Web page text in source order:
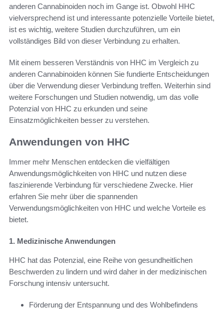
anderen Cannabinoiden noch im Gange ist. Obwohl HHC
vielversprechend ist und interessante potenzielle Vorteile bietet,
ist es wichtig, weitere Studien durchzuführen, um ein
vollständiges Bild von dieser Verbindung zu erhalten.
Mit einem besseren Verständnis von HHC im Vergleich zu
anderen Cannabinoiden können Sie fundierte Entscheidungen
über die Verwendung dieser Verbindung treffen. Weiterhin sind
weitere Forschungen und Studien notwendig, um das volle
Potenzial von HHC zu erkunden und seine
Einsatzmöglichkeiten besser zu verstehen.
Anwendungen von HHC
Immer mehr Menschen entdecken die vielfältigen
Anwendungsmöglichkeiten von HHC und nutzen diese
faszinierende Verbindung für verschiedene Zwecke. Hier
erfahren Sie mehr über die spannenden
Verwendungsmöglichkeiten von HHC und welche Vorteile es
bietet.
1. Medizinische Anwendungen
HHC hat das Potenzial, eine Reihe von gesundheitlichen
Beschwerden zu lindern und wird daher in der medizinischen
Forschung intensiv untersucht.
Förderung der Entspannung und des Wohlbefindens